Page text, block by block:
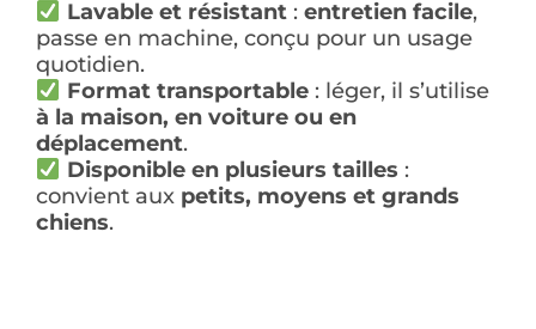
Lavable et résistant: entretien facile,
passe en machine, conçu pour un usage
quotidien.
Format transportable: léger, il s’utilise
à la maison, en voiture ou en
déplacement.
Disponible en plusieurs tailles :
convient aux petits, moyens et grands
chiens.